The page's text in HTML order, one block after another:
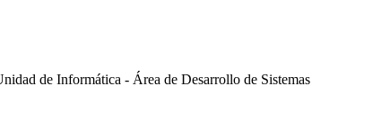
de Informática - Área de Desarrollo de Sistemas